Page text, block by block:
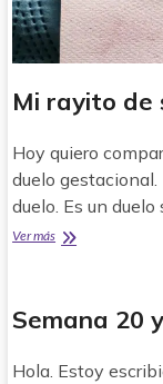
Mi rayito de
Hoy quiero
duelo
duelo. Es un
Ver másMi
Semana 20
Hola. Estoy